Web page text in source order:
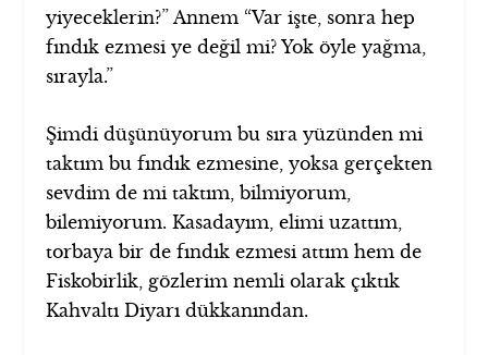
yiyeceklerin?” Annem “Var işte, sonra hep
fındık ezmesi ye değil mi? Yok öyle yağma,
sırayla.”
Şimdi düşünüyorum bu sıra yüzünden mi
taktım bu fındık ezmesine, yoksa gerçekten
sevdim de mi taktım, bilmiyorum,
bilemiyorum. Kasadayım, elimi uzattım,
torbaya bir de fındık ezmesi attım hem de
Fiskobirlik, gözlerim nemli olarak çıktık
Kahvaltı Diyarı dükkanından.